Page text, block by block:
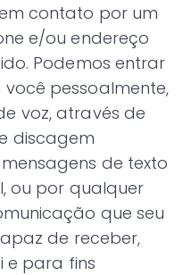
contato por um
e/ou endereço
Podemos entrar
pessoalmente,
voz, através de
discagem
de texto
ou por qualquer
que seu
de receber,
e para fins